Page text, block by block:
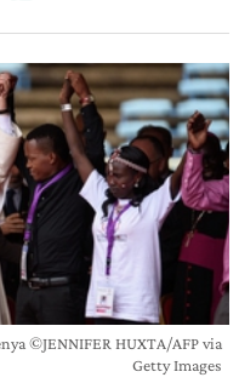
©JENNIFER HUXTA/AFP via
Getty Images